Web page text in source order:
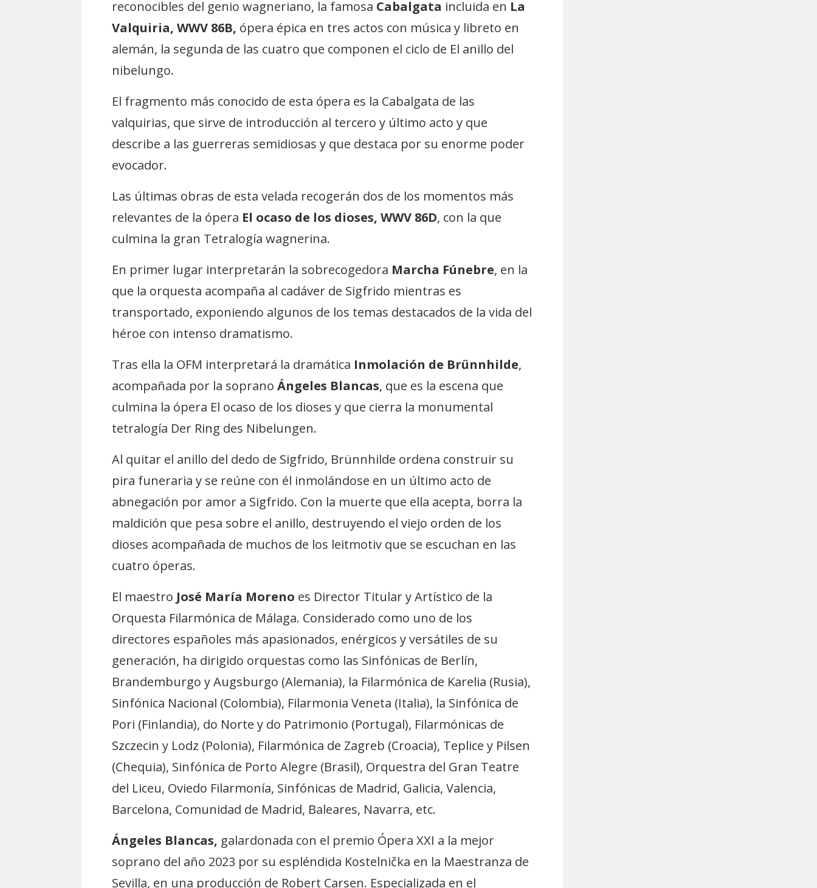
reconocibles del genio wagneriano, la famosa Cabalgata incluida en La
Valquiria, WWV 86B, ópera épica en tres actos con música y libreto en
alemán, la segunda de las cuatro que componen el ciclo de El anillo del
nibelungo.
El fragmento más conocido de esta ópera es la Cabalgata de las
valquirias, que sirve de introducción al tercero y último acto y que
describe a las guerreras semidiosas y que destaca por su enorme poder
evocador.
Las últimas obras de esta velada recogerán dos de los momentos más
relevantes de la ópera El ocaso de los dioses, WWV 86D, con la que
culmina la gran Tetralogía wagnerina.
En primer lugar interpretarán la sobrecogedora Marcha Fúnebre, en la
que la orquesta acompaña al cadáver de Sigfrido mientras es
transportado, exponiendo algunos de los temas destacados de la vida del
héroe con intenso dramatismo.
Tras ella la OFM interpretará la dramática Inmolación de Brünnhilde,
acompañada por la sopranoÁngeles Blancas, que es la escena que
culmina la ópera El ocaso de los dioses y que cierra la monumental
tetralogía Der Ring des Nibelungen.
Al quitar el anillo del dedo de Sigfrido, Brünnhilde ordena construir su
pira funeraria y se reúne con él inmolándose en un último acto de
abnegación por amor a Sigfrido. Con la muerte que ella acepta, borra la
maldición que pesa sobre el anillo, destruyendo el viejo orden de los
dioses acompañada de muchos de los leitmotiv que se escuchan en las
cuatro óperas.
El maestro José María Moreno es Director Titular y Artístico de la
Orquesta Filarmónica de Málaga. Considerado como uno de los
directores españoles más apasionados, enérgicos y versátiles de su
generación, ha dirigido orquestas como las Sinfónicas de Berlín,
Brandemburgo y Augsburgo (Alemania), la Filarmónica de Karelia (Rusia),
Sinfónica Nacional (Colombia), Filarmonia Veneta (Italia), la Sinfónica de
Pori (Finlandia), do Norte y do Patrimonio (Portugal), Filarmónicas de
Szczecin y Lodz (Polonia), Filarmónica de Zagreb (Croacia), Teplice y Pilsen
(Chequia), Sinfónica de Porto Alegre (Brasil), Orquestra del Gran Teatre
del Liceu, Oviedo Filarmonía, Sinfónicas de Madrid, Galicia, Valencia,
Barcelona, Comunidad de Madrid, Baleares, Navarra, etc.
Ángeles Blancas, galardonada con el premio Ópera XXI a la mejor
soprano del año 2023 por su espléndida Kostelnička en la Maestranza de
Sevilla, en una producción de Robert Carsen. Especializada en el